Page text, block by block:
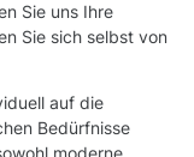
Sie uns Ihre
Sie sich selbst von
auf die
Bedürfnisse
moderne